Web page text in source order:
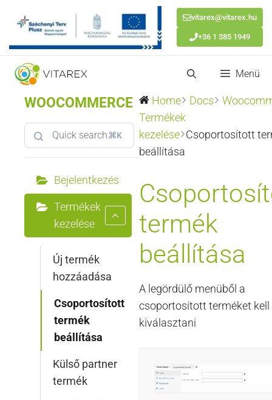
vitarex@vitarex.hu
+36 1 385 1949
Kilépés
tartalomba
Menü
WOOCOMMERCE
⌘K
Bejelentkezés
Termékek
kezelése
Új termék
hozzáadása
Csoportosított
termék
beállítása
Külső partner
termék
Home Docs
Termékek
kezelése Csoportosított
beállítása
termék
beállítása
A legördülő menüből a
csoportosított terméket kell
kiválasztani